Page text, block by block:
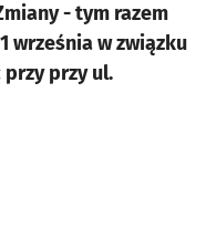
- tym razem
września w związku
przy ul.